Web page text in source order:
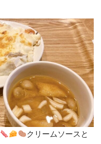
クリームソースと